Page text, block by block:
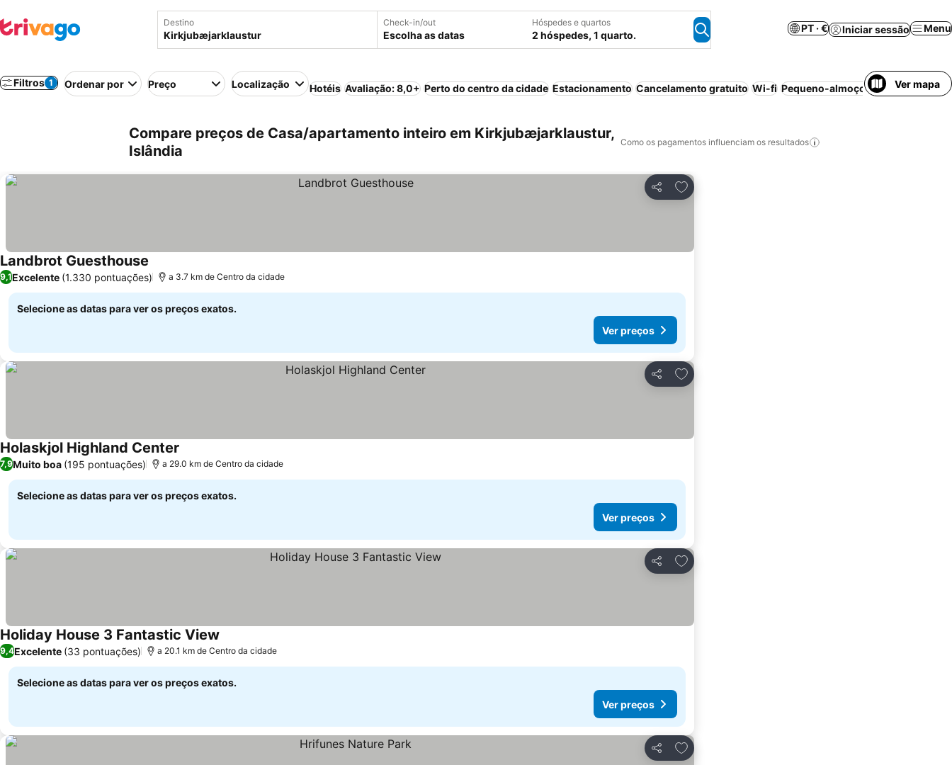
Destino Check-in/out
Escolha as datas
Hóspedes e quartos
2 hóspedes, 1 quarto.
PT · € Iniciar sessão Menu
Filtros 1 Ordenar por Preço Localização Hotéis Avaliação: 8,0+ Perto do centro da cidade Estacionamento Cancelamento gratuito Wi-fi Pequeno-almoço incluídoVer mapa
Compare preços de Casa/apartamento inteiro em Kirkjubæjarklaustur,
Islândia
Como os pagamentos influenciam os resultados
Partilhar
Adicionar aos favoritos
Landbrot Guesthouse
9,1Excelente (1.330 pontuações) a 3.7 km de Centro da cidade
Selecione as datas para ver os preços exatos.
Ver preços
Partilhar
Adicionar aos favoritos
Holaskjol Highland Center
7,9Muito boa (195 pontuações) a 29.0 km de Centro da cidade
Selecione as datas para ver os preços exatos.
Ver preços
Partilhar
Adicionar aos favoritos
Holiday House 3 Fantastic View
9,4Excelente (33 pontuações) a 20.1 km de Centro da cidade
Selecione as datas para ver os preços exatos.
Ver preços
Partilhar
Adicionar aos favoritos